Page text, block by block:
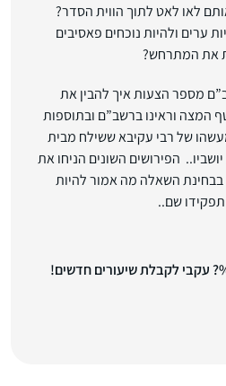
לאו לאט לתוך הווית הסדר?
ערים ולהיות נוכחים פאסיבים
את המתרחש?
מספר הצעות איך להבין את
המצה וראינו ברשב”ם ובתוספות
של רבי עקיבא ששילח מבית
הפירושים השונים הניחו את
השאלה מה אמור להיות
שם..